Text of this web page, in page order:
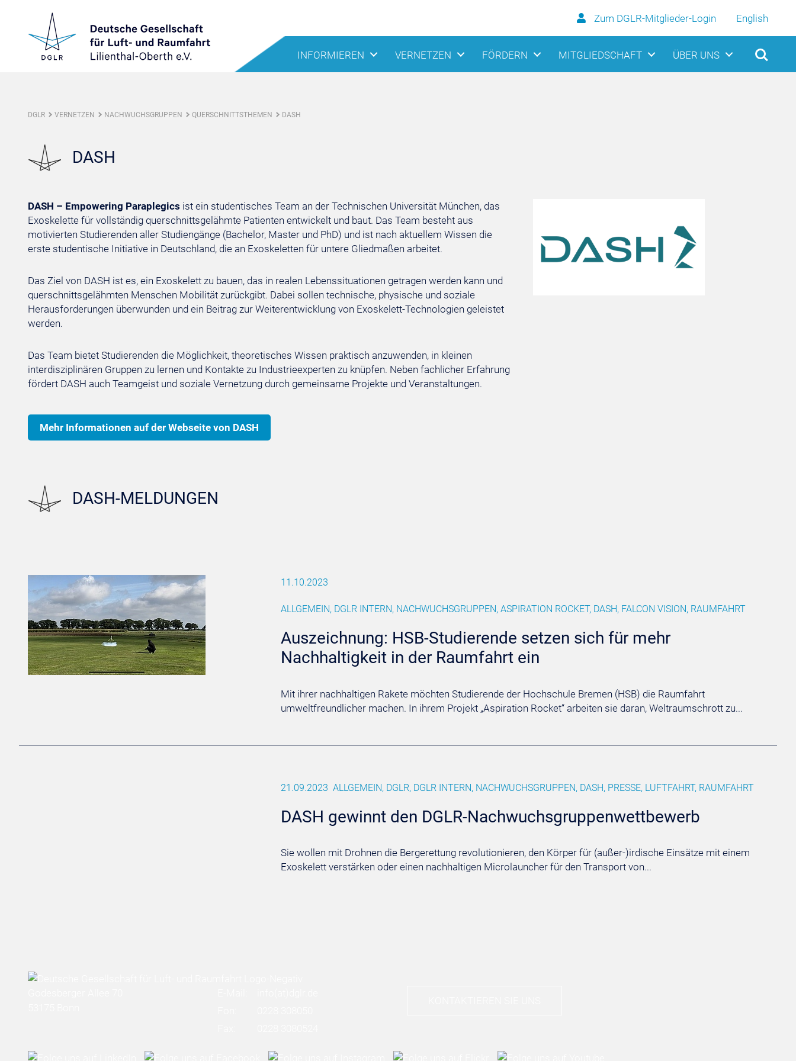
Zum DGLR-Mitglieder-Login English
INFORMIEREN VERNETZEN FÖRDERN MITGLIEDSCHAFT ÜBER UNS
DGLR VERNETZEN NACHWUCHSGRUPPEN QUERSCHNITTSTHEMEN DASH
DASH
DASH – Empowering Paraplegics ist ein studentisches Team an der Technischen Universität München, das
Exoskelette für vollständig querschnittsgelähmte Patienten entwickelt und baut. Das Team besteht aus
motivierten Studierenden aller Studiengänge (Bachelor, Master und PhD) und ist nach aktuellem Wissen die
erste studentische Initiative in Deutschland, die an Exoskeletten für untere Gliedmaßen arbeitet.
Das Ziel von DASH ist es, ein Exoskelett zu bauen, das in realen Lebenssituationen getragen werden kann und
querschnittsgelähmten Menschen Mobilität zurückgibt. Dabei sollen technische, physische und soziale
Herausforderungen überwunden und ein Beitrag zur Weiterentwicklung von Exoskelett-Technologien geleistet
werden.
Das Team bietet Studierenden die Möglichkeit, theoretisches Wissen praktisch anzuwenden, in kleinen
interdisziplinären Gruppen zu lernen und Kontakte zu Industrieexperten zu knüpfen. Neben fachlicher Erfahrung
fördert DASH auch Teamgeist und soziale Vernetzung durch gemeinsame Projekte und Veranstaltungen.
Mehr Informationen auf der Webseite von DASH
DASH-MELDUNGEN
11.10.2023
ALLGEMEIN, DGLR INTERN, NACHWUCHSGRUPPEN, ASPIRATION ROCKET, DASH, FALCON VISION, RAUMFAHRT
Auszeichnung: HSB-Studierende setzen sich für mehr
Nachhaltigkeit in der Raumfahrt ein
Mit ihrer nachhaltigen Rakete möchten Studierende der Hochschule Bremen (HSB) die Raumfahrt
umweltfreundlicher machen. In ihrem Projekt „Aspiration Rocket“ arbeiten sie daran, Weltraumschrott zu...
21.09.2023 ALLGEMEIN, DGLR, DGLR INTERN, NACHWUCHSGRUPPEN, DASH, PRESSE, LUFTFAHRT, RAUMFAHRT
DASH gewinnt den DGLR-Nachwuchsgruppenwettbewerb
Sie wollen mit Drohnen die Bergerettung revolutionieren, den Körper für (außer-)irdische Einsätze mit einem
Exoskelett verstärken oder einen nachhaltigen Microlauncher für den Transport von...